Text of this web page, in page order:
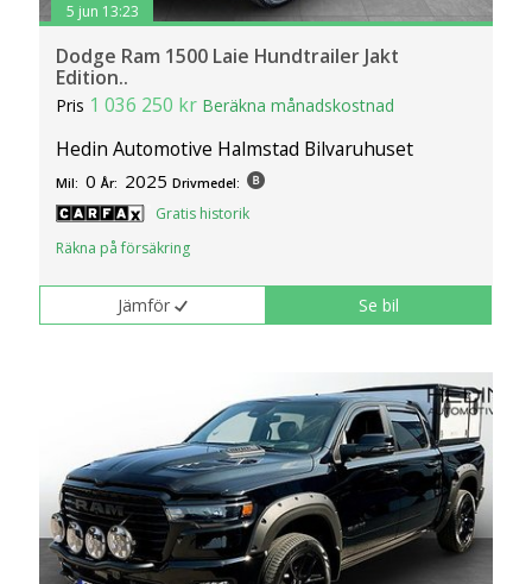
5 jun 13:23
Dodge Ram 1500 Laie Hundtrailer Jakt
Edition..
Pris 1 036 250 kr Beräkna månadskostnad
Hedin Automotive Halmstad Bilvaruhuset
Mil: 0 År: 2025 Drivmedel:
Gratis historik
Räkna på försäkring
Jämför Se bil